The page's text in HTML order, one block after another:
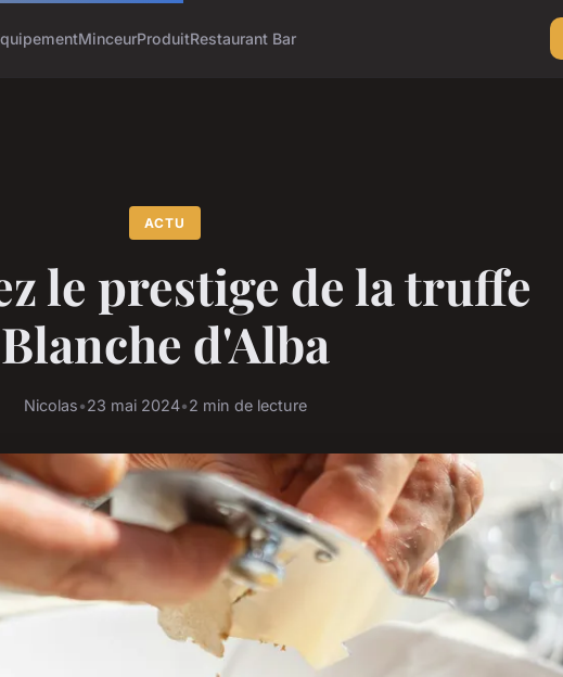
MinceurProduitRestaurant Bar
ACTU
le prestige de la truffe
Blanche d'Alba
Nicolas•23 mai 2024•2 min de lecture